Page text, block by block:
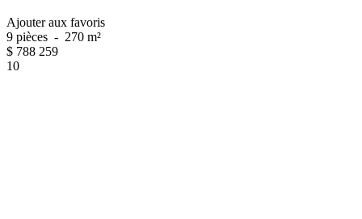
Ajouter aux favoris
9 pièces - 270 m²
$ 788 259
10